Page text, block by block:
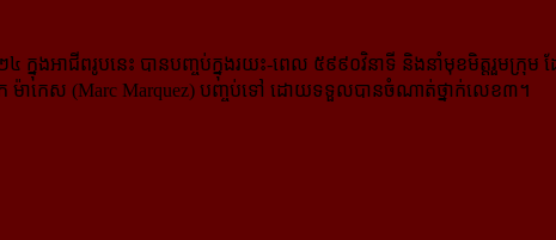
៤ ក្នុងអាជីពរូបនេះ បានបញ្ចប់ក្នុងរយះ-​ពេល ៥៩៩០វិនាទី និងនាំមុខមិត្តរួ
ក ម៉ាកេស (Marc Marquez) បញ្ចប់ទៅ ដោយទទួលបានចំណាត់ថ្នាក់លេខ៣។